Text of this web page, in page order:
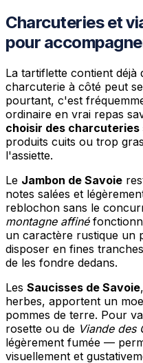
Charcuteries et
pour
La tartiflette contient déjà
charcuterie à côté peut
pourtant, c'est
ordinaire en vrai repas
choisir des
produits cuits ou trop
l'assiette.
Le Jambon de Savoie
notes salées et
reblochon sans le
montagne affiné
un caractère rustique un
disposer en fines
de les fondre dedans.
Les Saucisses de Savoie
herbes, apportent un
pommes de terre. Pour
rosette ou de Viande des
légèrement fumée —
visuellement et